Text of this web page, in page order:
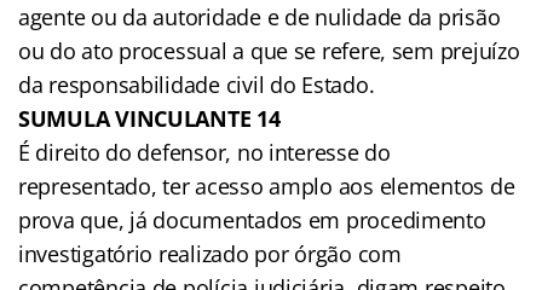
agente ou da autoridade e de nulidade da prisão
ou do ato processual a que se refere, sem prejuízo
da responsabilidade civil do Estado.
SUMULA VINCULANTE 14
É direito do defensor, no interesse do
representado, ter acesso amplo aos elementos de
prova que, já documentados em procedimento
investigatório realizado por órgão com